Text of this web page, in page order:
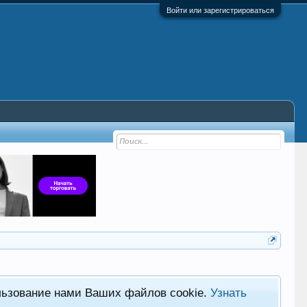
Войти или зарегистрироваться
нами Ваших файлов cookie.Узнать